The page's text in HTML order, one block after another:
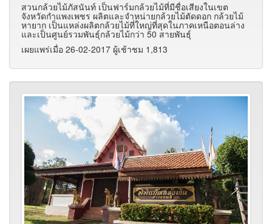
สวนกล้วยไม้ภัสนันท์ เป็นฟาร์มกล้วยไม้ที่มีชื่อเสียงในเขต
จังหวัดกำแพงเพชร ผลิตและจำหน่ายกล้วยไม้ตัดดอก กล้วยไม้
หายาก เป็นแหล่งผลิตกล้วยไม้ที่ใหญ่ที่สุดในภาคเหนือตอนล่าง
และเป็นศูนย์รวมพันธุ์กล้วยไม้กว่า 50 สายพันธุ์
เผยแพร่เมื่อ 26-02-2017 ผู้เช้าชม 1,813